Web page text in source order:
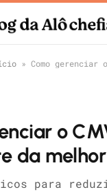
» Como gerenciar o CMV do
o
da
para